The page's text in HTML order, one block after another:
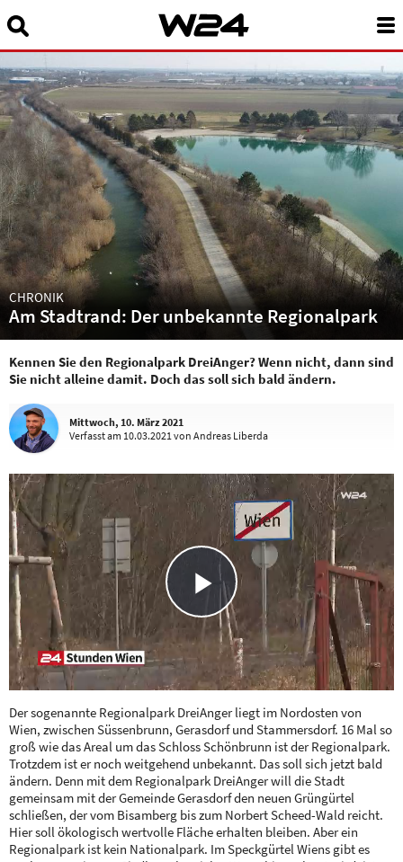
News
24 Stunden Wien
Sendungen A-Z
Programm
W24Smart
Podcasts
Service
Über uns
Suchbegriff eingeben:
CHRONIK
Am Stadtrand: Der unbekannte Regionalpark
Kennen Sie den Regionalpark DreiAnger? Wenn nicht, dann sind
Sie nicht alleine damit. Doch das soll sich bald ändern.
Mittwoch, 10. März 2021
Verfasstam 10.03.2021 von Andreas Liberda
Play
Video
Der sogenannte Regionalpark DreiAnger liegt im Nordosten von
Wien, zwischen Süssenbrunn, Gerasdorf und Stammersdorf. 16 Mal so
groß wie das Areal um das Schloss Schönbrunn ist der Regionalpark.
Trotzdem ist er noch weitgehend unbekannt. Das soll sich jetzt bald
ändern. Denn mit dem Regionalpark DreiAnger will die Stadt
gemeinsam mit der Gemeinde Gerasdorf den neuen Grüngürtel
schließen, der vom Bisamberg bis zum Norbert Scheed-Wald reicht.
Hier soll ökologisch wertvolle Fläche erhalten bleiben. Aber ein
Regionalpark ist kein Nationalpark. Im Speckgürtel Wiens gibt es